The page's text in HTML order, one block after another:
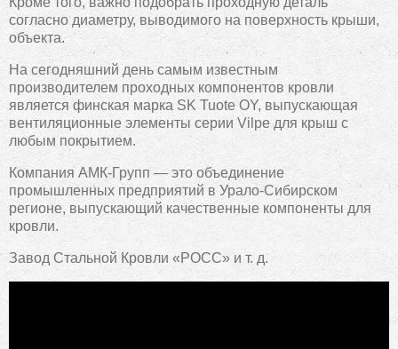
согласно диаметру, выводимого на поверхность крыши,
объекта.
На сегодняшний день самым известным
производителем проходных компонентов кровли
является финская марка SK Tuote OY, выпускающая
вентиляционные элементы серии Vilpe для крыш с
любым покрытием.
Компания АМК-Групп — это объединение
промышленных предприятий в Урало-Сибирском
регионе, выпускающий качественные компоненты для
кровли.
Завод Стальной Кровли «РОСС» и т. д.